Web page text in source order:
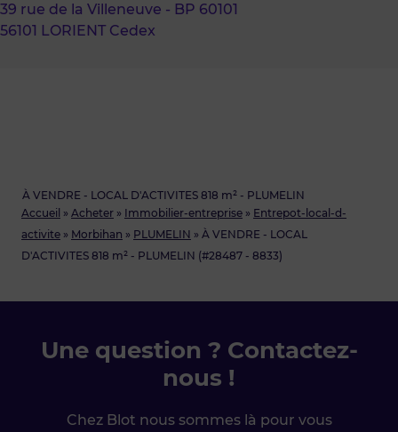
Accueil » Acheter » Immobilier-entreprise » Entrepot-local-d-
activite » Morbihan » PLUMELIN » À VENDRE - LOCAL
D'ACTIVITES 818 m² - PLUMELIN (#28487 - 8833)
À VENDRE - LOCAL D'ACTIVITES 818 m² - PLUMELIN
39 rue de la Villeneuve - BP 60101
56101 LORIENT Cedex
Une question ? Contactez-
nous !
Chez Blot nous sommes là pour vous